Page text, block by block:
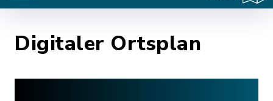
Digitaler Ortsplan